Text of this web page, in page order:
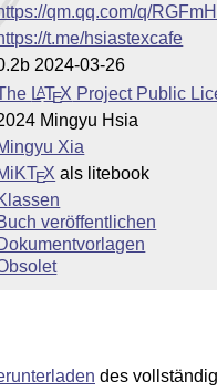
qm.qq.com/q/
t.me/hsiastexcafe
2024-03-26
LATEX Project Public
Mingyu Hsia
Xia
EX als litebook
veröffentlichen
des